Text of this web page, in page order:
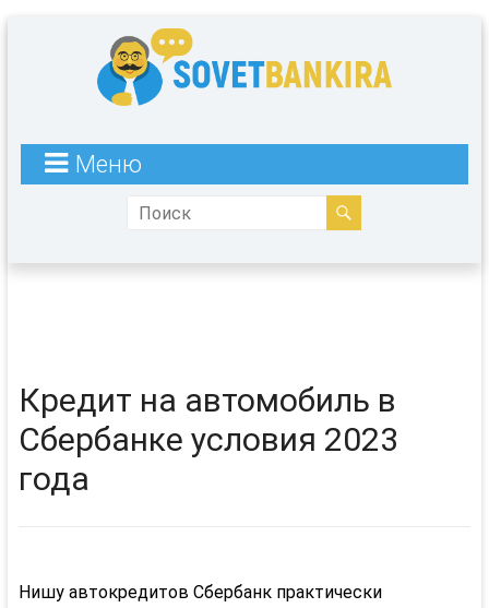
Меню
Кредит на автомобиль в
Сбербанке условия 2023
года
Нишу автокредитов Сбербанк практически